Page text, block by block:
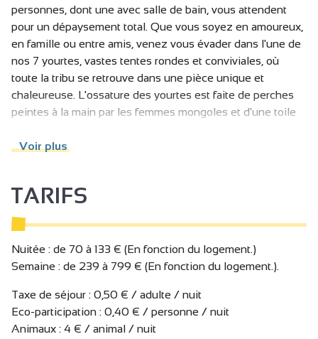
personnes, dont une avec salle de bain, vous attendent
pour un dépaysement total. Que vous soyez en amoureux,
en famille ou entre amis, venez vous évader dans l'une de
nos 7 yourtes, vastes tentes rondes et conviviales, où
toute la tribu se retrouve dans une pièce unique et
chaleureuse. L'ossature des yourtes est faite de perches
peintes à la main par les femmes mongoles et d'une toile
isolant. Les deux yourtes pour 5 personnes bénéficient
Venez tester aussi le Dôme Wigwam, une bulle ronde en
toile avec ossature bois, conçue pour 4 personnes, avec
salle de bain.
Toutes ces tentes disposent d'un coin cuisine, avec
transats et table forestière à l'extérieur pour prendre vos
Respirez, évadez vous !
Voir plus
TARIFS
Nuitée : de 70 à 133 € (En fonction du logement.)
Semaine : de 239 à 799 € (En fonction du logement.).
Taxe de séjour : 0,50 € / adulte / nuit
Eco-participation : 0,40 € / personne / nuit
Animaux : 4 € / animal / nuit